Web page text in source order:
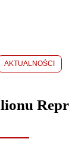
AKTUALNOŚCI